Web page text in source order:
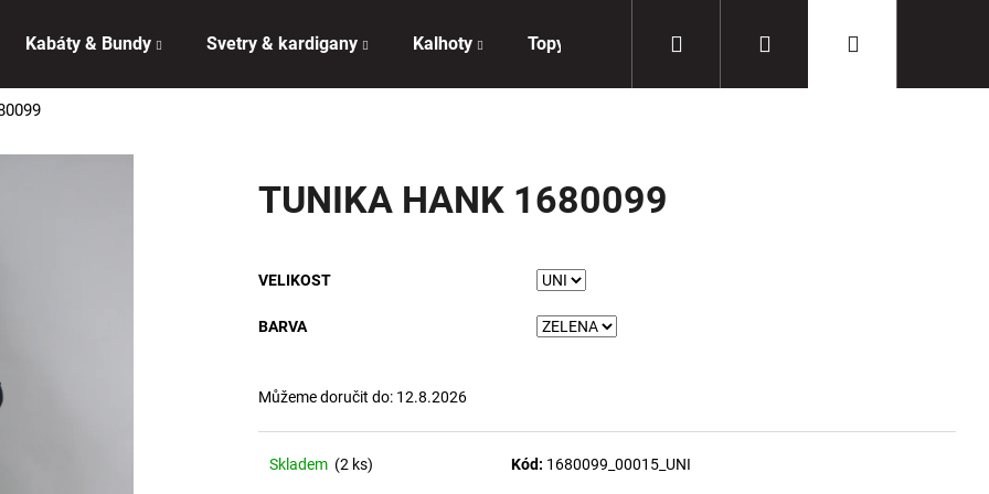
Kabáty & Bundy Svetry & kardigany Kalhoty Topy Doplňky Přihlášení
TUNIKA HANK 1680099
VELIKOST
BARVA
Můžeme doručit do: 12.8.2026
Skladem (2 ks) Kód: 1680099_00015_UNI
Co potřebujete najít?
HLEDAT